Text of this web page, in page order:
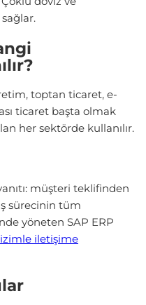
toptan ticaret, e-
ticaret başta olmak
her sektörde kullanılır.
müşteri teklifinden
sürecinin tüm
yöneten SAP ERP
iletişime